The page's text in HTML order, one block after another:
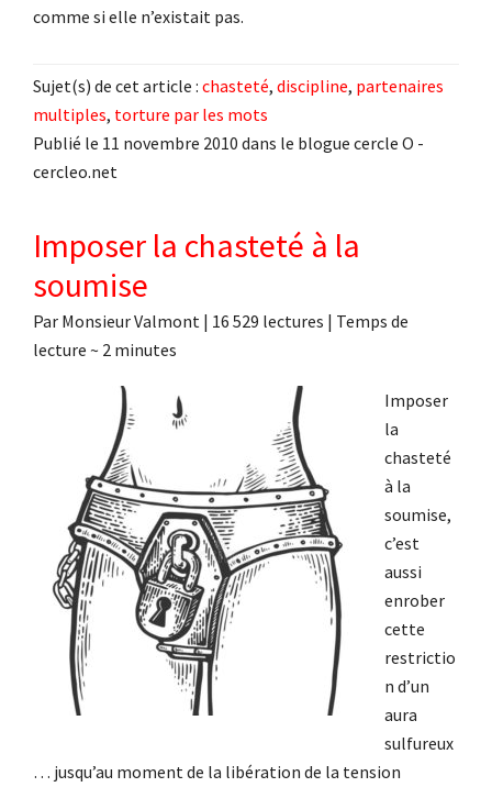
comme si elle n’existait pas.
Sujet(s) de cet article : chasteté, discipline, partenaires
multiples, torture par les mots
Publié le 11 novembre 2010 dans le blogue cercle O -
cercleo.net
Imposer la chasteté à la
soumise
Par Monsieur Valmont | 16 529 lectures | Temps de
lecture ~ 2 minutes
Imposer
la
chasteté
à la
soumise,
c’est
aussi
enrober
cette
restrictio
n d’un
aura
sulfureux
… jusqu’au moment de la libération de la tension